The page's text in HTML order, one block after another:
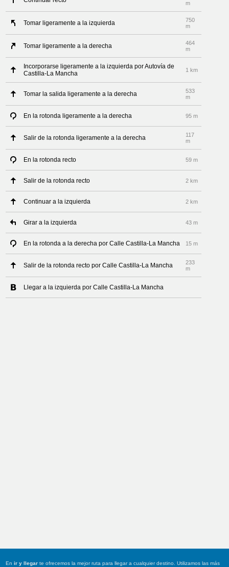
m
Tomar ligeramente a la izquierda
750
m
Tomar ligeramente a la derecha
464
m
Incorporarse ligeramente a la izquierda por Autovía de
Castilla-La Mancha
1 km
Tomar la salida ligeramente a la derecha
533
m
En la rotonda ligeramente a la derecha 95 m
Salir de la rotonda ligeramente a la derecha
117
m
En la rotonda recto 59 m
Salir de la rotonda recto 2 km
Continuar a la izquierda 2 km
Girar a la izquierda 43 m
En la rotonda a la derecha por Calle Castilla-La Mancha 15 m
Salir de la rotonda recto por Calle Castilla-La Mancha
233
m
Llegar a la izquierda por Calle Castilla-La Mancha
Enir y llegar te ofrecemos la mejor ruta para llegar a cualquier destino. Utilizamos las más